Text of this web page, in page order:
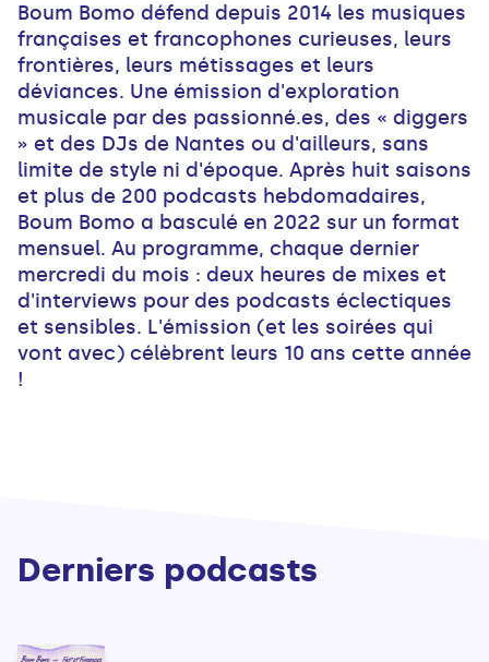
Boum Bomo défend depuis 2014 les musiques
françaises et francophones curieuses, leurs
frontières, leurs métissages et leurs
déviances. Une émission d'exploration
musicale par des passionné.es, des « diggers
» et des DJs de Nantes ou d'ailleurs, sans
limite de style ni d'époque. Après huit saisons
et plus de 200 podcasts hebdomadaires,
Boum Bomo a basculé en 2022 sur un format
mensuel. Au programme, chaque dernier
mercredi du mois : deux heures de mixes et
d'interviews pour des podcasts éclectiques
et sensibles. L'émission (et les soirées qui
vont avec) célèbrent leurs 10 ans cette année
!
Derniers podcasts